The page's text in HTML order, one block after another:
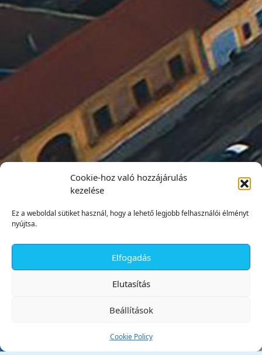
Cookie-hoz való hozzájárulás
kezelése
Ez a weboldal sütiket használ, hogy a lehető legjobb felhasználói élményt
nyújtsa.
Elfogadás
Elutasítás
Beállítások
Cookie Policy
Tata Város Önkormányzata
✕